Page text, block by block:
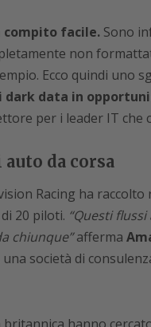
compito facile.Sono
non
Ecco quindi uno
data in
per i leader IT che
da corsa
Racing ha
20 piloti. “Questi
chiunque”afferma
società di